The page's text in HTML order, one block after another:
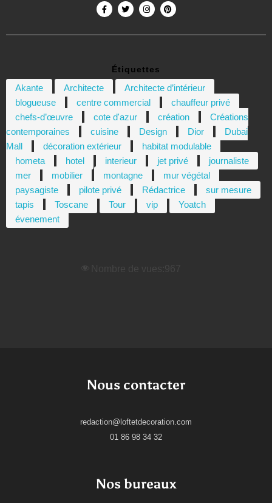
Étiquettes
Akante Architecte
Architecte d’intérieur
blogueuse
centre commercial
chauffeur privé
chefs-d’œuvre
cote d'azur création
Créations
contemporaines
cuisine Design Dior
Dubai
Mall
décoration extérieur
habitat modulable
hometa
hotel interieur jet privé
journaliste
mer
mobilier montagne
mur végétal
paysagiste
pilote privé Rédactrice
sur mesure
tapis
Toscane Tour vip
Yoatch
évenement
Nous contacter
redaction@loftetdecoration.com
01 86 98 34 32
Nos bureaux